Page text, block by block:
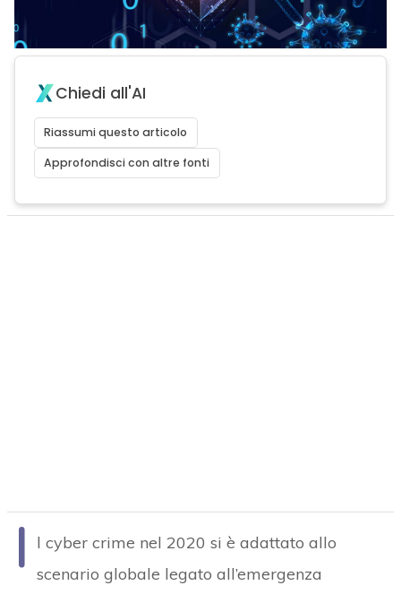
Chiedi all'AI
Riassumi questo articolo
Approfondisci con altre fonti
I
l cyber crime nel 2020 si è adattato allo
scenario globale legato all’emergenza